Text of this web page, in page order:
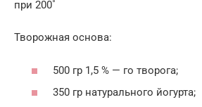
при 200˚
Творожная основа:
500 гр 1,5 % — го творога;
350 гр натурального йогурта;